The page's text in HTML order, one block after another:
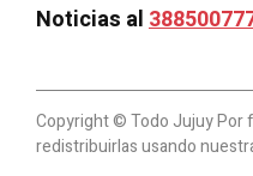
Noticias al
Copyright © Todo Jujuy Por
redistribuirlas usando